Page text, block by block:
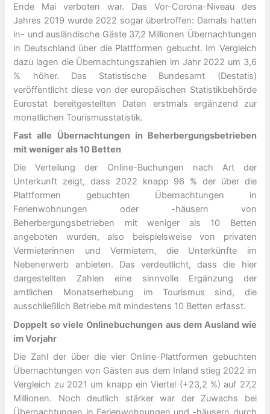
Ende Mai verboten war. Das Vor-Corona-Niveau des
Jahres 2019 wurde 2022 sogar übertroffen: Damals hatten
in- und ausländische Gäste 37,2 Millionen Übernachtungen
in Deutschland über die Plattformen gebucht. Im Vergleich
dazu lagen die Übernachtungszahlen im Jahr 2022 um 3,6
% höher. Das Statistische Bundesamt (Destatis)
veröffentlicht diese von der europäischen Statistikbehörde
Eurostat bereitgestellten Daten erstmals ergänzend zur
monatlichen Tourismusstatistik.
Fast alle Übernachtungen in Beherbergungsbetrieben
mit weniger als 10 Betten
Die Verteilung der Online-Buchungen nach Art der
Unterkunft zeigt, dass 2022 knapp 96 % der über die
Plattformen gebuchten Übernachtungen in
Ferienwohnungen oder -häusern von
Beherbergungsbetrieben mit weniger als 10 Betten
angeboten wurden, also beispielsweise von privaten
Vermieterinnen und Vermietern, die Unterkünfte im
Nebenerwerb anbieten. Das verdeutlicht, dass die hier
dargestellten Zahlen eine sinnvolle Ergänzung der
amtlichen Monatserhebung im Tourismus sind, die
ausschließlich Betriebe mit mindestens 10 Betten erfasst.
Doppelt so viele Onlinebuchungen aus dem Ausland wie
im Vorjahr
Die Zahl der über die vier Online-Plattformen gebuchten
Übernachtungen von Gästen aus dem Inland stieg 2022 im
Vergleich zu 2021 um knapp ein Viertel (+23,2 %) auf 27,2
Millionen. Noch deutlich stärker war der Zuwachs bei